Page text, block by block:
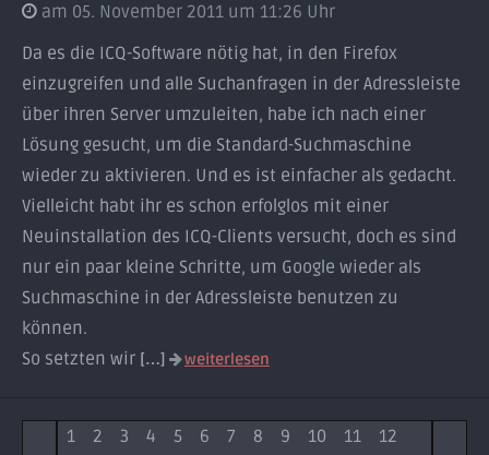
am 05. November 2011 um 11:26 Uhr
Da es die ICQ-Software nötig hat, in den Firefox
einzugreifen und alle Suchanfragen in der Adressleiste
über ihren Server umzuleiten, habe ich nach einer
Lösung gesucht, um die Standard-Suchmaschine
wieder zu aktivieren. Und es ist einfacher als gedacht.
Vielleicht habt ihr es schon erfolglos mit einer
Neuinstallation des ICQ-Clients versucht, doch es sind
nur ein paar kleine Schritte, um Google wieder als
Suchmaschine in der Adressleiste benutzen zu
können.
So setzten wir […] weiterlesen
1 2 3 4 5 6 7 8 9 10 11
12